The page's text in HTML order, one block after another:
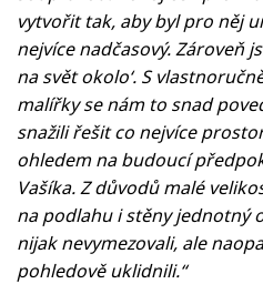
vytvořit tak, aby byl pro něj
nejvíce nadčasový. Zároveň
na svět okolo‘. S
malířky se nám to snad
snažili řešit co nejvíce
ohledem na budoucí
Vašíka. Z důvodů malé
na podlahu i stěny jednotný
nijak nevymezovali, ale
pohledově uklidnili.“